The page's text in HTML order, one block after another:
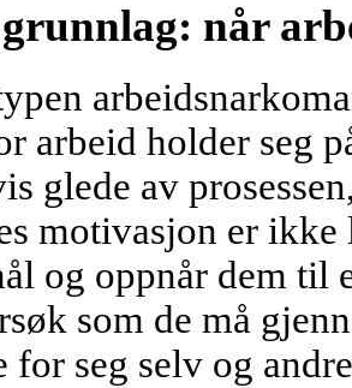
når
arbeid holder seg
glede av
motivasjon er
og oppnår dem til
som de må
for seg selv og